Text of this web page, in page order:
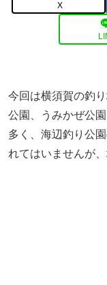
X
今回は横須賀の釣
公園、うみかぜ公
多く、海辺釣り公
れてはいませんが